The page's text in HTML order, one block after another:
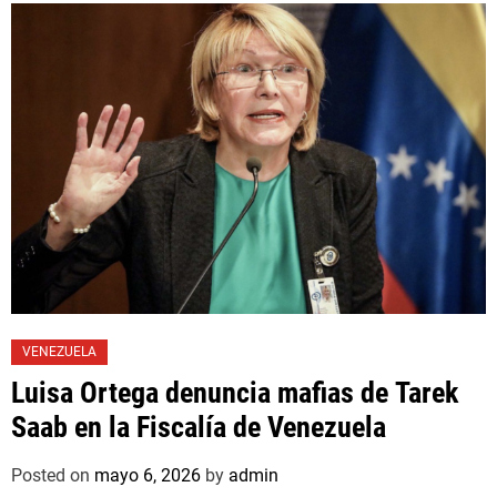
VENEZUELA
Luisa Ortega denuncia mafias de Tarek
Saab en la Fiscalía de Venezuela
Posted on mayo 6, 2026 by admin